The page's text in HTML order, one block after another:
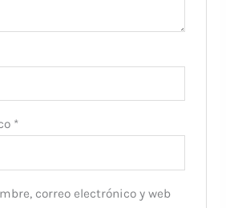
*
correo electrónico y web